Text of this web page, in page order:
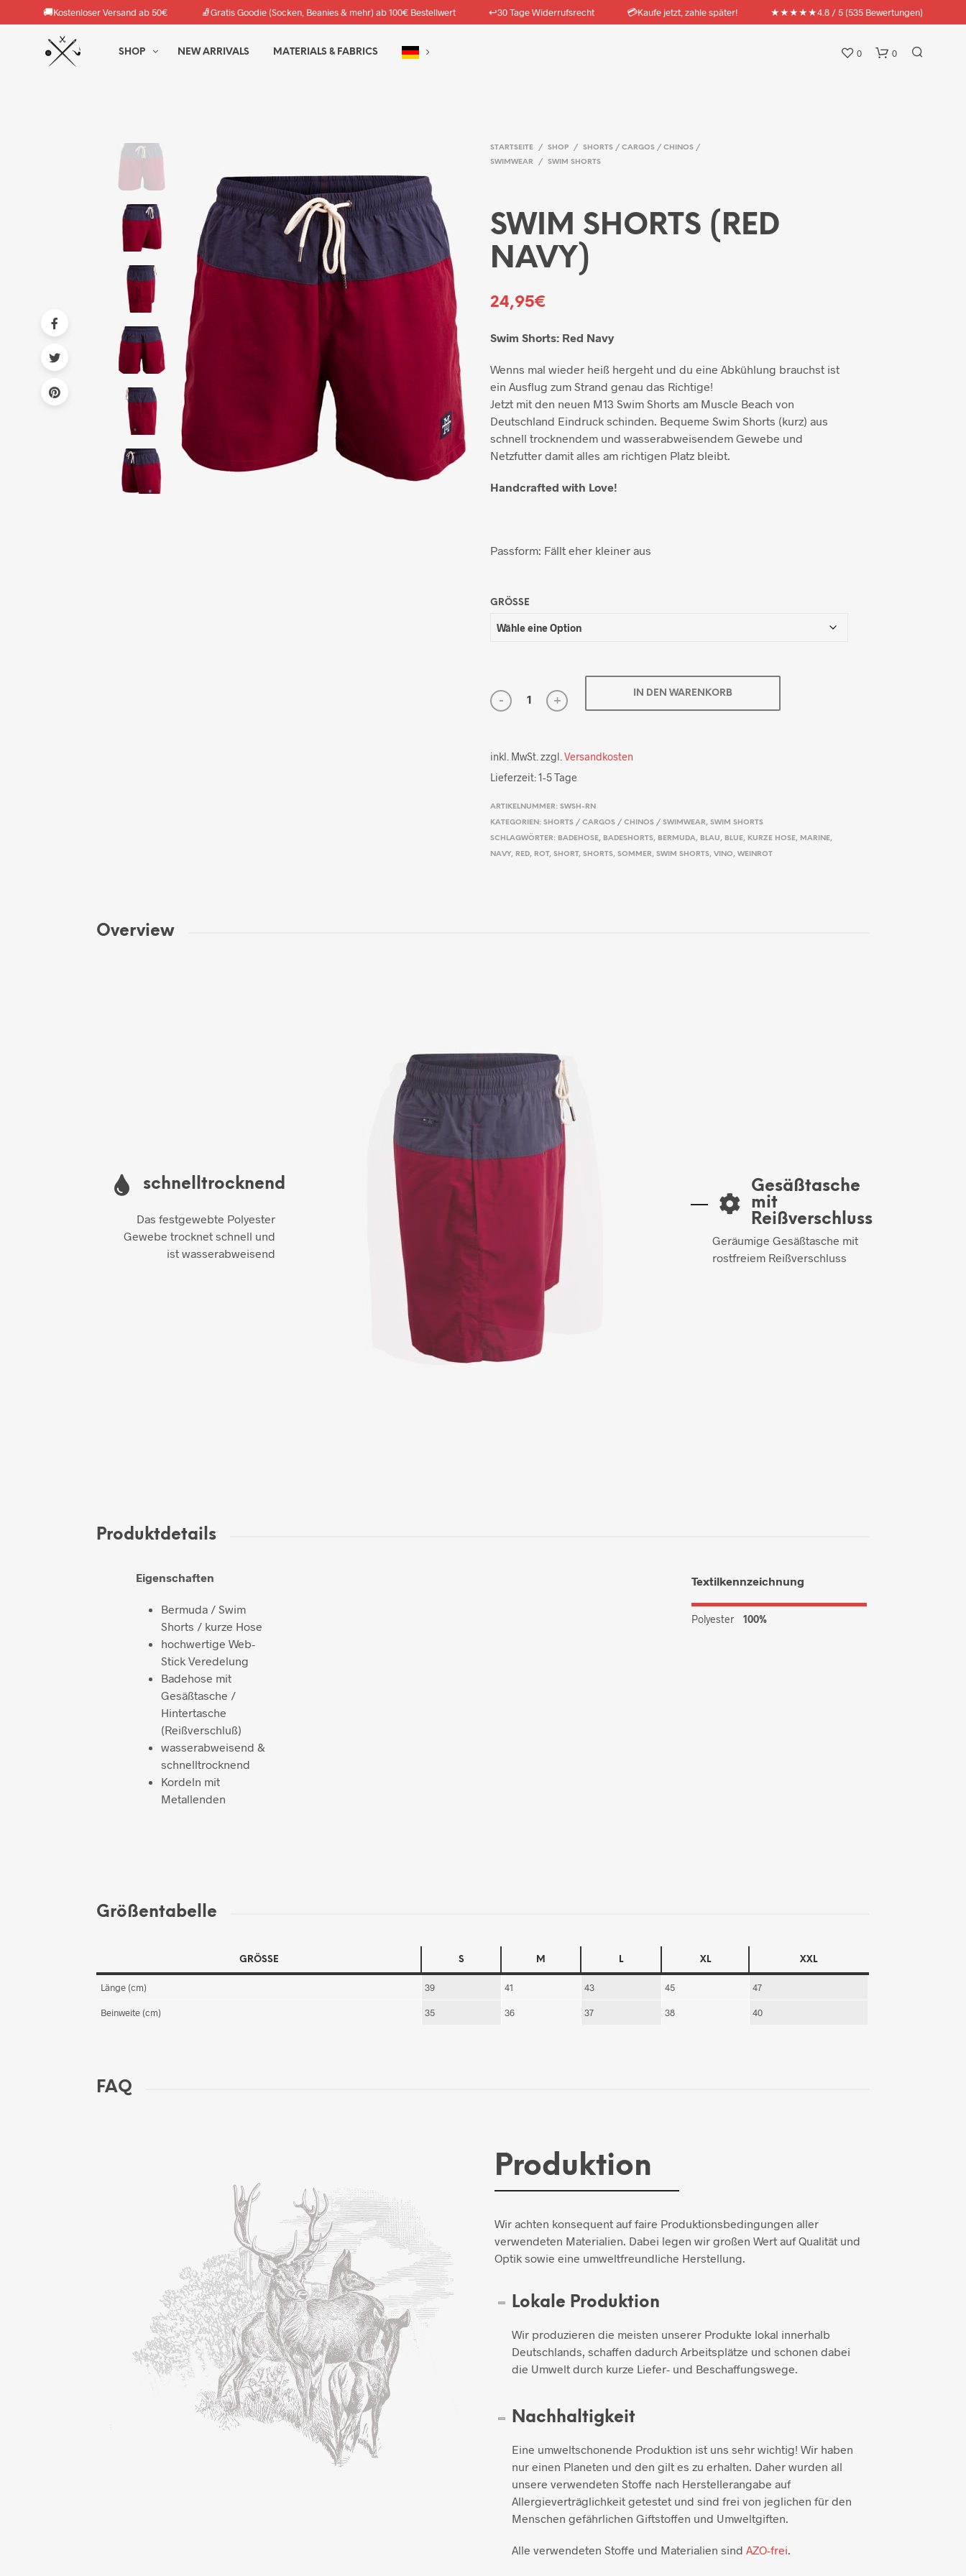
🚚Kostenloser Versand ab 50€ 🧦Gratis Goodie (Socken, Beanies & mehr) ab 100€ Bestellwert ↩️30 Tage Widerrufsrecht 💳Kaufe jetzt, zahle später! ★★★★★4.8 / 5 (535 Bewertungen)
0 0
SHOP NEW ARRIVALS MATERIALS & FABRICS
STARTSEITE / SHOP /
SHORTS / CARGOS / CHINOS /
SWIMWEAR
/ SWIM SHORTS
SWIM SHORTS (RED
NAVY)
24,95€
Swim Shorts: Red Navy
Wenns mal wieder heiß hergeht und du eine Abkühlung brauchst ist
ein Ausflug zum Strand genau das Richtige!
Jetzt mit den neuen M13 Swim Shorts am Muscle Beach von
Deutschland Eindruck schinden. Bequeme Swim Shorts (kurz) aus
schnell trocknendem und wasserabweisendem Gewebe und
Netzfutter damit alles am richtigen Platz bleibt.
Handcrafted with Love!
Passform: Fällt eher kleiner aus
GRÖSSE
IN DEN WARENKORB
inkl. MwSt. zzgl. Versandkosten
Lieferzeit:1-5 Tage
ARTIKELNUMMER: SWSH-RN
KATEGORIEN: SHORTS / CARGOS / CHINOS / SWIMWEAR, SWIM SHORTS
SCHLAGWÖRTER: BADEHOSE, BADESHORTS, BERMUDA, BLAU, BLUE, KURZE HOSE, MARINE,
NAVY, RED, ROT, SHORT, SHORTS, SOMMER, SWIM SHORTS, VINO, WEINROT
Overview
schnelltrocknend
Das festgewebte Polyester
Gewebe trocknet schnell und
ist wasserabweisend
Gesäßtasche
mit
Reißverschluss
Geräumige Gesäßtasche mit
rostfreiem Reißverschluss
Produktdetails
Eigenschaften
Bermuda / Swim
Shorts / kurze Hose
hochwertige Web-
Stick Veredelung
Badehose mit
Gesäßtasche /
Hintertasche
(Reißverschluß)
wasserabweisend &
schnelltrocknend
Kordeln mit
Metallenden
Textilkennzeichnung
Polyester 100%
Größentabelle
GRÖSSE S M L XL XXL
Länge (cm) 39 41 43 45 47
Beinweite (cm) 35 36 37 38 40
FAQ
Produktion
Wir achten konsequent auf faire Produktionsbedingungen aller
verwendeten Materialien. Dabei legen wir großen Wert auf Qualität und
Optik sowie eine umweltfreundliche Herstellung.
Lokale Produktion
Wir produzieren die meisten unserer Produkte lokal innerhalb
Deutschlands, schaffen dadurch Arbeitsplätze und schonen dabei
die Umwelt durch kurze Liefer- und Beschaffungswege.
Nachhaltigkeit
Eine umweltschonende Produktion ist uns sehr wichtig! Wir haben
nur einen Planeten und den gilt es zu erhalten. Daher wurden all
unsere verwendeten Stoffe nach Herstellerangabe auf
Allergieverträglichkeit getestet und sind frei von jeglichen für den
Menschen gefährlichen Giftstoffen und Umweltgiften.
Alle verwendeten Stoffe und Materialien sindAZO-frei.